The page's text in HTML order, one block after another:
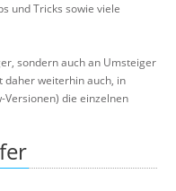
und Tricks sowie viele
sondern auch an Umsteiger
daher weiterhin auch, in
Versionen) die einzelnen